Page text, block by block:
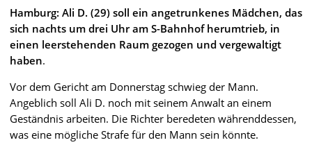
Hamburg: Ali D. (29) soll ein angetrunkenes Mädchen, das
sich nachts um drei Uhr am S-Bahnhof herumtrieb, in
einen leerstehenden Raum gezogen und vergewaltigt
haben.
Vor dem Gericht am Donnerstag schwieg der Mann.
Angeblich soll Ali D. noch mit seinem Anwalt an einem
Geständnis arbeiten. Die Richter beredeten währenddessen,
was eine mögliche Strafe für den Mann sein könnte.